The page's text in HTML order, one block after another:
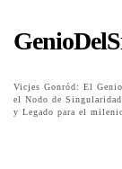
Vicjes Gonród: El
el Nodo de
y Legado para el